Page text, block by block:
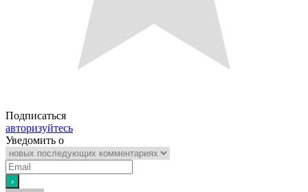
Подписаться
авторизуйтесь
Уведомить о